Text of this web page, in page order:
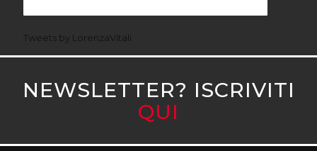
Tweets by LorenzaVitali
NEWSLETTER? ISCRIVITI
QUI